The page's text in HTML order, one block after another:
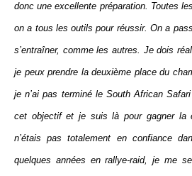
donc une excellente préparation. Toutes
on a tous les outils pour réussir. On a
s’entraîner, comme les autres. Je dois
je peux prendre la deuxième place du
je n’ai pas terminé le South African
cet objectif et je suis là pour gagner la
n’étais pas totalement en confiance
quelques années en rallye-raid, je me